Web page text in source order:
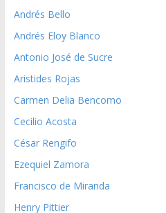
Andrés Bello
Andrés Eloy Blanco
Antonio José de Sucre
Aristides Rojas
Carmen Delia Bencomo
Cecilio Acosta
César Rengifo
Ezequiel Zamora
Francisco de Miranda
Henry Pittier